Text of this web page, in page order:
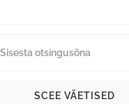
SCEE VÄETISED